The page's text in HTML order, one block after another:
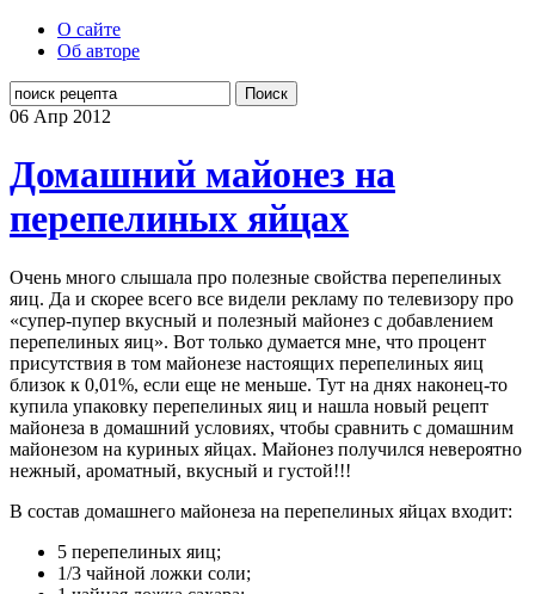
О сайте
Об авторе
Поиск
06 Апр 2012
Домашний майонез на
перепелиных яйцах
Очень много слышала про полезные свойства перепелиных
яиц. Да и скорее всего все видели рекламу по телевизору про
«супер-пупер вкусный и полезный майонез с добавлением
перепелиных яиц». Вот только думается мне, что процент
присутствия в том майонезе настоящих перепелиных яиц
близок к 0,01%, если еще не меньше. Тут на днях наконец-то
купила упаковку перепелиных яиц и нашла новый рецепт
майонеза в домашний условиях, чтобы сравнить с домашним
майонезом на куриных яйцах. Майонез получился невероятно
нежный, ароматный, вкусный и густой!!!
В состав домашнего майонеза на перепелиных яйцах входит:
5 перепелиных яиц;
1/3 чайной ложки соли;